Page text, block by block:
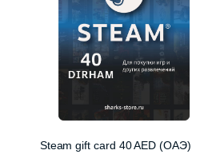
Steam gift card 40 AED (ОАЭ)